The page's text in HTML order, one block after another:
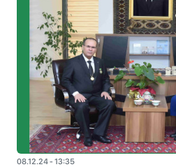
08.12.24 - 13:35